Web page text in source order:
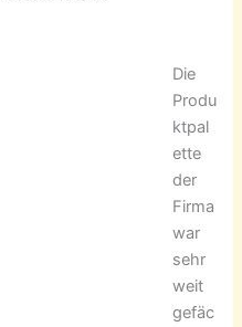
Die
Produ
ktpal
ette
der
Firma
war
sehr
weit
gefäc